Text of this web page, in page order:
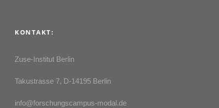
KONTAKT:
Zuse-Institut Berlin
Takustrasse 7, D-14195 Berlin
info@forschungscampus-modal.de